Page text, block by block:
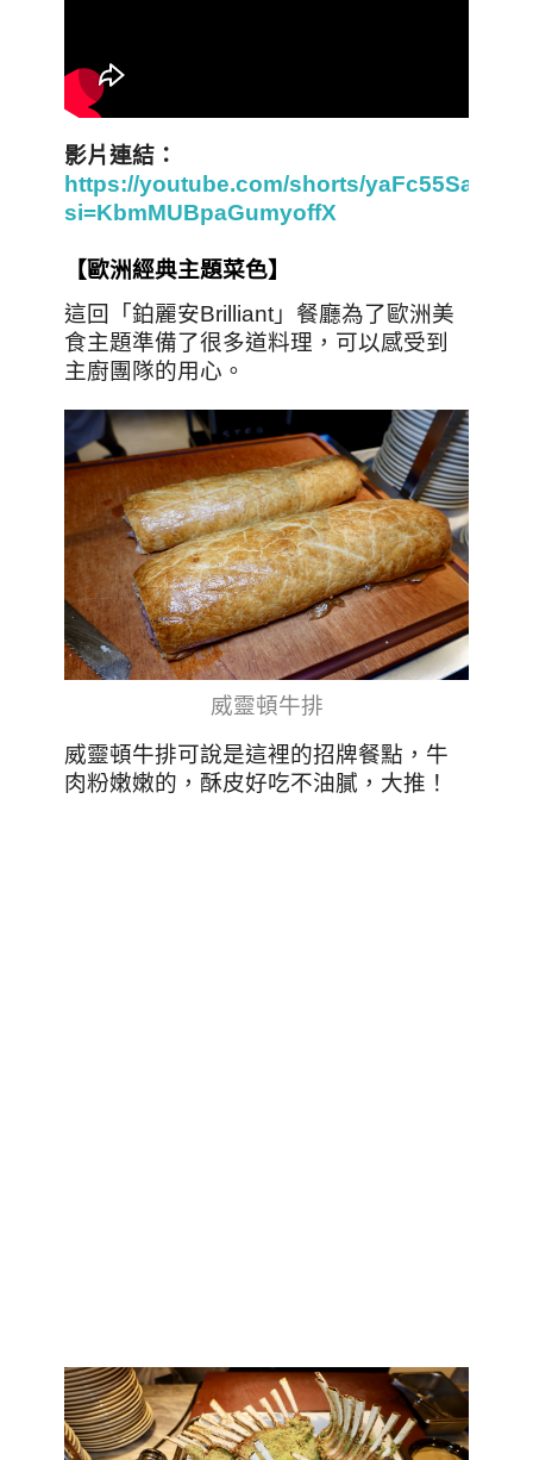
影片連結：
https://youtube.com/shorts/yaFc55SapeU?
si=KbmMUBpaGumyoffX
【歐洲經典主題菜色】
這回「鉑麗安Brilliant」餐廳為了歐洲美
食主題準備了很多道料理，可以感受到
主廚團隊的用心。
威靈頓牛排
威靈頓牛排可說是這裡的招牌餐點，牛
肉粉嫩嫩的，酥皮好吃不油膩，大推！